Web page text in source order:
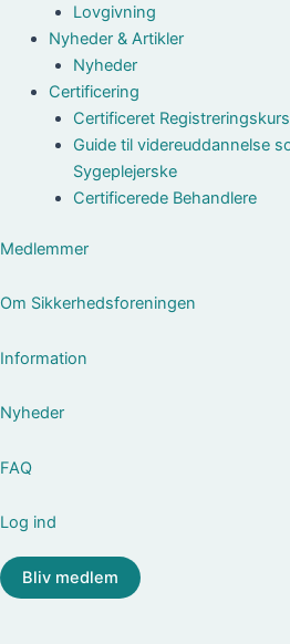
Lovgivning
Nyheder & Artikler
Nyheder
Certificering
Certificeret
Guide til videreuddannelse
Sygeplejerske
Certificerede Behandlere
Medlemmer
Om Sikkerhedsforeningen
Information
Nyheder
FAQ
Log ind
Bliv medlem